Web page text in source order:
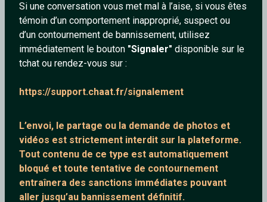
Si une conversation vous met mal à l’aise, si vous êtes
témoin d’un comportement inapproprié, suspect ou
d’un contournement de bannissement, utilisez
immédiatement le bouton "Signaler" disponible sur le
tchat ou rendez-vous sur :
https://support.chaat.fr/signalement
L’envoi, le partage ou la demande de photos et
vidéos est strictement interdit sur la plateforme.
Tout contenu de ce type est automatiquement
bloqué et toute tentative de contournement
entraînera des sanctions immédiates pouvant
aller jusqu’au bannissement définitif.
Shanna _Dragibus